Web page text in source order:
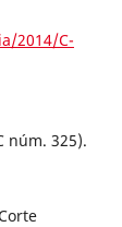
2014/C-
núm. 325).